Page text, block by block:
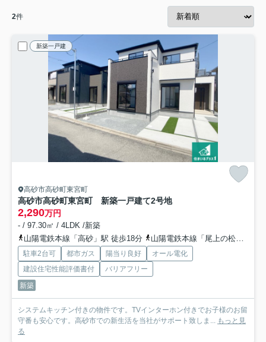
2件
新築一戸建
高砂市高砂町東宮町
高砂市高砂町東宮町 新築一戸建て2号地
2,290万円
- / 97.30㎡ / 4LDK /新築
山陽電鉄本線「高砂」駅 徒歩18分
山陽電鉄本線「尾上の松」駅 徒歩32分
駐車2台可 都市ガス 陽当り良好
オール電化
建設住宅性能評価書付
バリアフリー
新築
システムキッチン付きの物件です。TVインターホン付きでお子様のお留
守番も安心です。高砂市での新生活を当社がサポート致しま... もっと見
る